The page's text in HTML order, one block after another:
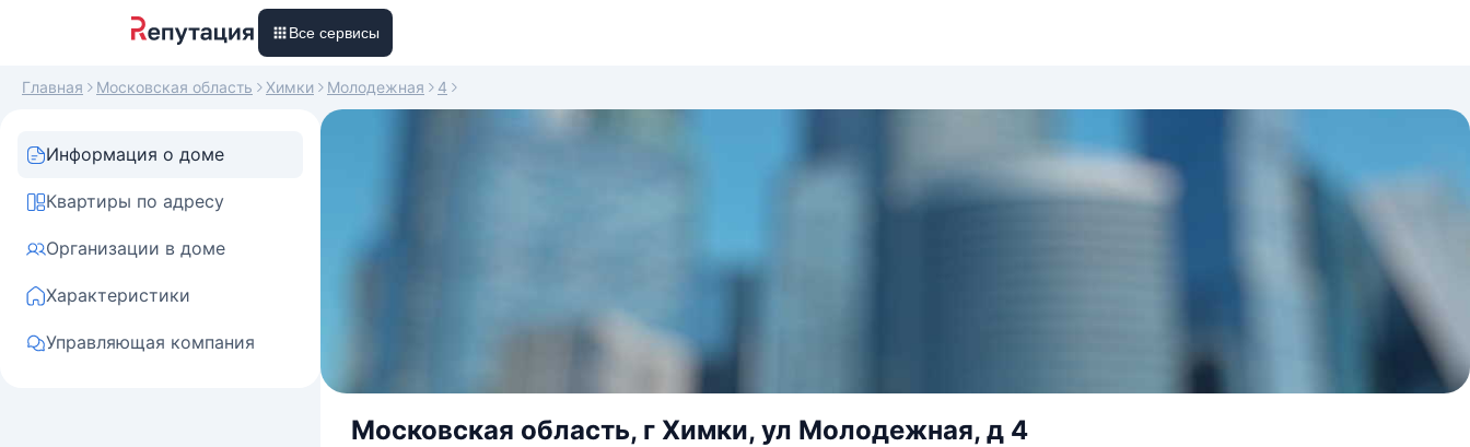
Все сервисы
Главная Московская область Химки Молодежная 4
Информация о доме
Квартиры по адресу
Организации в доме
Характеристики
Управляющая компания
Московская область, г Химки, ул Молодежная, д 4